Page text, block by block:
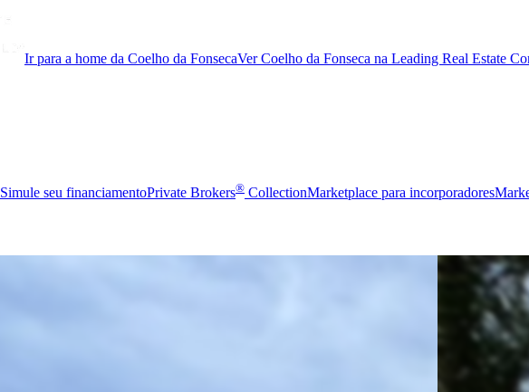
Ir para a home da Coelho da FonsecaVer Coelho da Fonseca na Leading Real Estate
Simule seu financiamentoPrivate Brokers® CollectionMarketplace para incorporadores